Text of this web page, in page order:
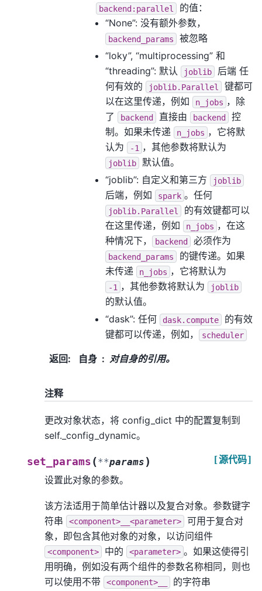
backend:parallel
的值：
“None”: 没有额外参数，
backend_params
被忽略
“loky”, “multiprocessing” 和
“threading”: 默认
joblib
后端 任
何有效的
joblib.Parallel
键都可
以在这里传递，例如
n_jobs ，除
了
backend 直接由 backend
控
制。如果未传递
n_jobs ，它将默
认为
-1 ，其他参数将默认为
joblib
默认值。
“joblib”: 自定义和第三方
joblib
后端，例如 spark 。任何
joblib.Parallel
的有效键都可以
在这里传递，例如
n_jobs ，在这
种情况下，
backend 必须作为
backend_params
的键传递。如果
未传递
n_jobs ，它将默认为
-1 ，其他参数将默认为 joblib
的默认值。
“dask”: 任何
dask.compute
的有效
键都可以传递，例如，
scheduler
返回: 自身 对自身的引用。
注释
更改对象状态，将 config_dict 中的配置复制到
self._config_dynamic。
set_params (**params ) [源代码]
设置此对象的参数。
该方法适用于简单估计器以及复合对象。参数键字
符串
<component>__<parameter>
可用于复合对
象，即包含其他对象的对象，以访问组件
<component> 中的 <parameter> 。如果这使得引
用明确，例如没有两个组件的参数名称相同，则也
可以使用不带
<component>__ 的字符串